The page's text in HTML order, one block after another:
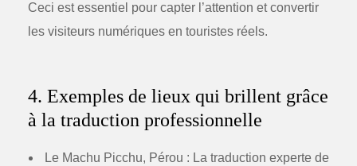
Ceci est essentiel pour capter l’attention et convertir
les visiteurs numériques en touristes réels.
4. Exemples de lieux qui brillent grâce
à la traduction professionnelle
Le Machu Picchu, Pérou : La traduction experte de